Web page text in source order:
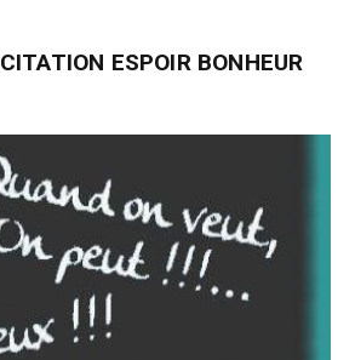
CITATION ESPOIR BONHEUR